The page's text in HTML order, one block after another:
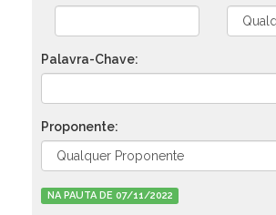
Palavra-Chave:
Proponente:
NA PAUTA DE 07/11/2022